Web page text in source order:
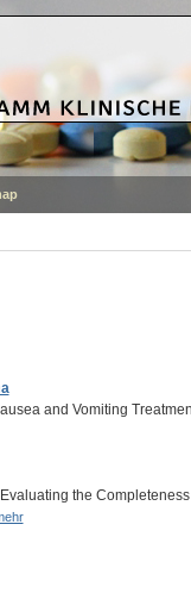
and Vomiting
the